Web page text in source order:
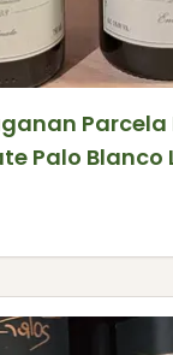
Palo Blanco